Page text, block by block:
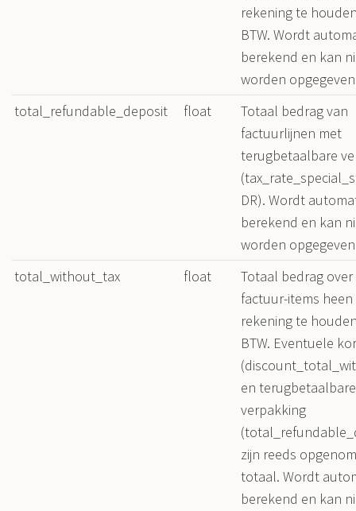
rekening te
BTW. Wordt
berekend en kan
worden
total_refundable_deposit
float
Totaal bedrag van
factuurlijnen met
terugbetaalbare
DR). Wordt
berekend en kan
worden
total_without_tax
float
Totaal bedrag
factuur-items
rekening te
BTW. Eventuele
en terugbetaalbare
verpakking
zijn reeds
totaal. Wordt
berekend en kan